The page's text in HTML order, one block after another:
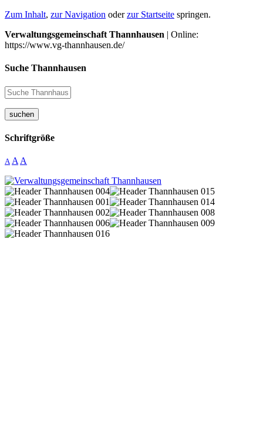
Zum Inhalt, zur Navigation oderzur Startseite springen.
Verwaltungsgemeinschaft Thannhausen | Online:
https://www.vg-thannhausen.de/
Suche Thannhausen
suchen
Schriftgröße
A A A